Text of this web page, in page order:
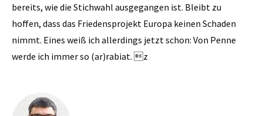
bereits, wie die Stichwahl ausgegangen ist. Bleibt zu
hoffen, dass das Friedensprojekt Europa keinen Schaden
nimmt. Eines weiß ich allerdings jetzt schon: Von Penne
werde ich immer so (ar)rabiat. z